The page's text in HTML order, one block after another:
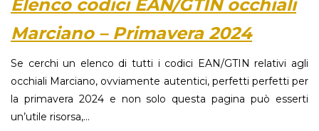
Elenco codici EAN/GTIN occhiali
Marciano – Primavera 2024
Se cerchi un elenco di tutti i codici EAN/GTIN relativi agli
occhiali Marciano, ovviamente autentici, perfetti perfetti per
la primavera 2024 e non solo questa pagina può esserti
un’utile risorsa,...